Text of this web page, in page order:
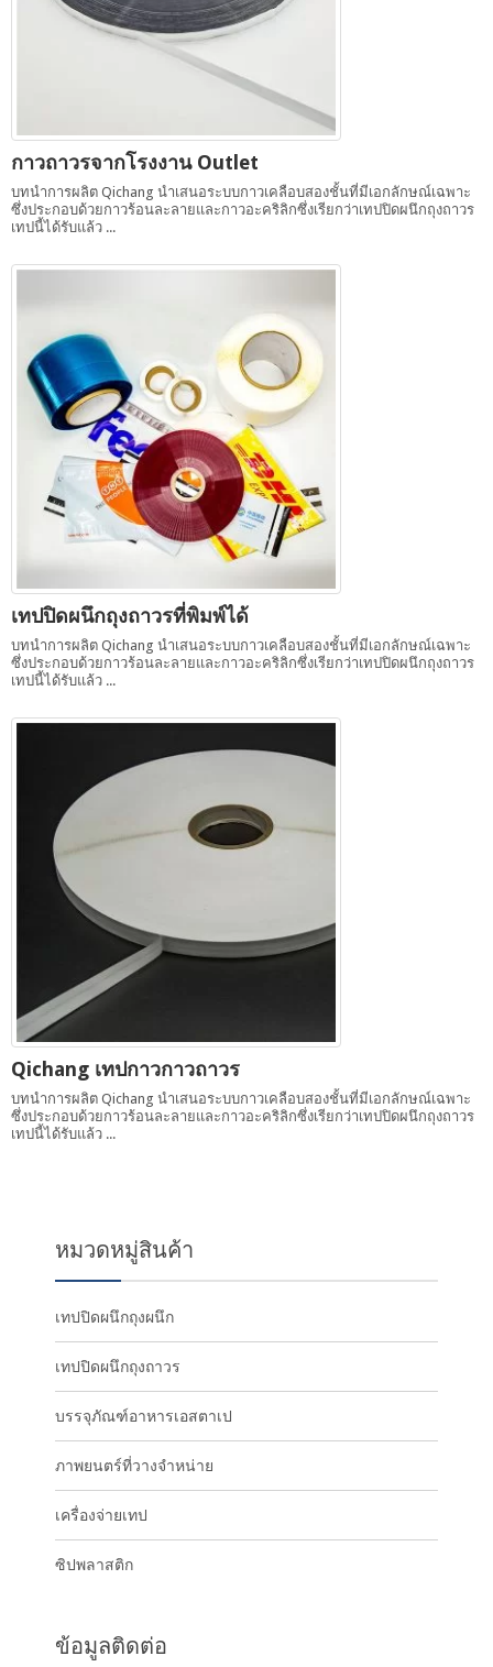
กาวถาวรจากโรงงาน Outlet
บทนำการผลิต Qichang นำเสนอระบบกาวเคลือบสองชั้นที่มีเอกลักษณ์เฉพาะ
ซึ่งประกอบด้วยกาวร้อนละลายและกาวอะคริลิกซึ่งเรียกว่าเทปปิดผนึกถุงถาวร
เทปนี้ได้รับแล้ว ...
เทปปิดผนึกถุงถาวรที่พิมพ์ได้
บทนำการผลิต Qichang นำเสนอระบบกาวเคลือบสองชั้นที่มีเอกลักษณ์เฉพาะ
ซึ่งประกอบด้วยกาวร้อนละลายและกาวอะคริลิกซึ่งเรียกว่าเทปปิดผนึกถุงถาวร
เทปนี้ได้รับแล้ว ...
Qichang เทปกาวกาวถาวร
บทนำการผลิต Qichang นำเสนอระบบกาวเคลือบสองชั้นที่มีเอกลักษณ์เฉพาะ
ซึ่งประกอบด้วยกาวร้อนละลายและกาวอะคริลิกซึ่งเรียกว่าเทปปิดผนึกถุงถาวร
เทปนี้ได้รับแล้ว ...
หมวดหมู่สินค้า
เทปปิดผนึกถุงผนึก
เทปปิดผนึกถุงถาวร
บรรจุภัณฑ์อาหารเอสตาเป
ภาพยนตร์ที่วางจำหน่าย
เครื่องจ่ายเทป
ซิปพลาสติก
ข้อมูลติดต่อ